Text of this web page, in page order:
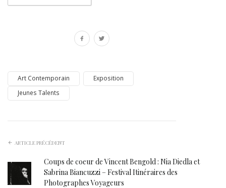
Art Contemporain
Exposition
Jeunes Talents
ARTICLE PRÉCÉDENT
Coups de coeur de Vincent Bengold : Nia Diedla et
Sabrina Biancuzzi – Festival Itinéraires des
Photographes Voyageurs